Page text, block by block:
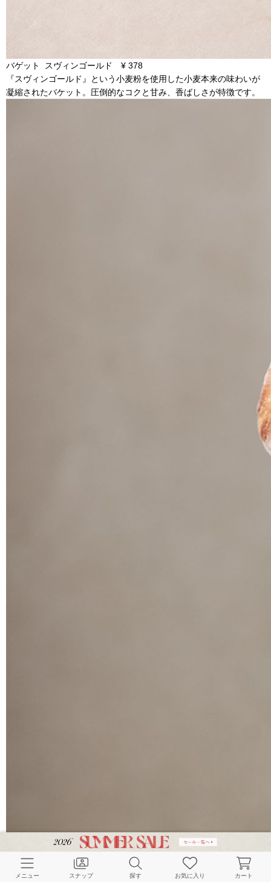
バゲット スヴィンゴールド ¥ 378
『スヴィンゴールド』という小麦粉を使用した小麦本来の味わいが
凝縮されたバケット。圧倒的なコクと甘み、香ばしさが特徴です。
メニュー スナップ 探す お気に入り カート